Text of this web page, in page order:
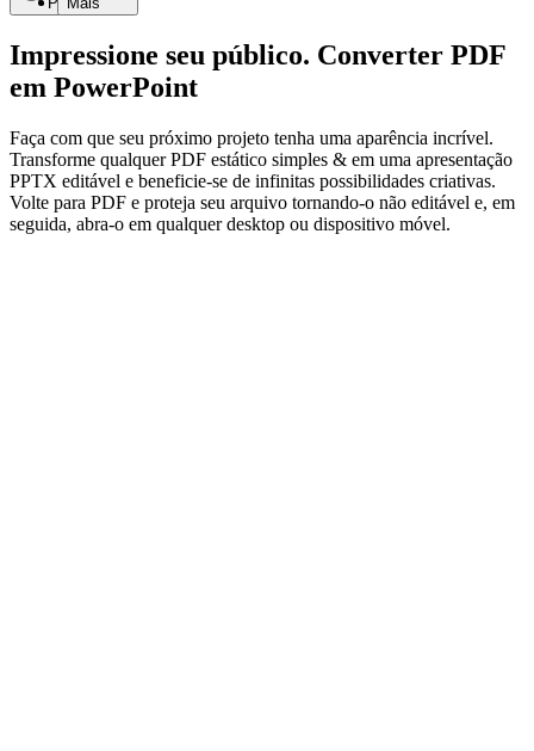
Impressione seu público. Converter PDF
em PowerPoint
Faça com que seu próximo projeto tenha uma aparência incrível.
Transforme qualquer PDF estático simples & em uma apresentação
PPTX editável e beneficie-se de infinitas possibilidades criativas.
Volte para PDF e proteja seu arquivo tornando-o não editável e, em
seguida, abra-o em qualquer desktop ou dispositivo móvel.